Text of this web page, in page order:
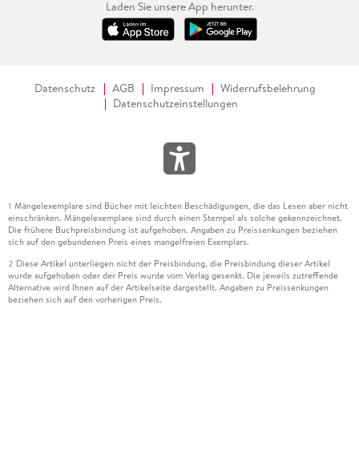
Laden Sie unsere App herunter.
Datenschutz AGB Impressum
Widerrufsbelehrung
Datenschutzeinstellungen
1 Mängelexemplare sind Bücher mit leichten Beschädigungen, die das Lesen aber nicht
einschränken. Mängelexemplare sind durch einen Stempel als solche gekennzeichnet.
Die frühere Buchpreisbindung ist aufgehoben. Angaben zu Preissenkungen beziehen
sich auf den gebundenen Preis eines mangelfreien Exemplars.
2 Diese Artikel unterliegen nicht der Preisbindung, die Preisbindung dieser Artikel
wurde aufgehoben oder der Preis wurde vom Verlag gesenkt. Die jeweils zutreffende
Alternative wird Ihnen auf der Artikelseite dargestellt. Angaben zu Preissenkungen
beziehen sich auf den vorherigen Preis.